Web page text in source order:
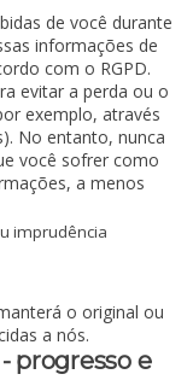
de você durante
informações de
com o RGPD.
evitar a perda ou o
exemplo, através
No entanto, nunca
você sofrer como
a menos
imprudência
o original ou
a nós.
progresso e